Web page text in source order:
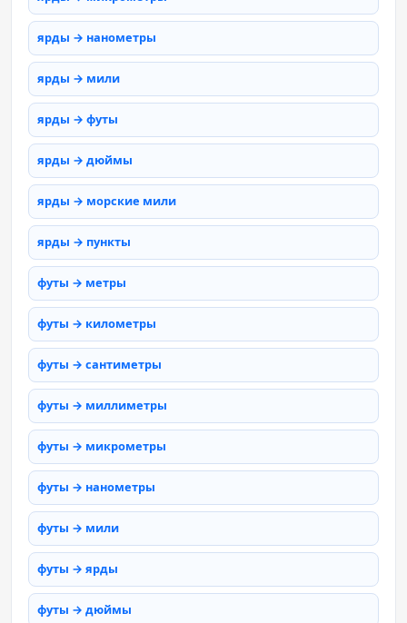
ярды → нанометры
ярды → мили
ярды → футы
ярды → дюймы
ярды → морские мили
ярды → пункты
футы → метры
футы → километры
футы → сантиметры
футы → миллиметры
футы → микрометры
футы → нанометры
футы → мили
футы → ярды
футы → дюймы